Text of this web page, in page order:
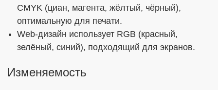
CMYK (циан, магента, жёлтый, чёрный),
оптимальную для печати.
Web-дизайн использует RGB (красный,
зелёный, синий), подходящий для экранов.
Изменяемость